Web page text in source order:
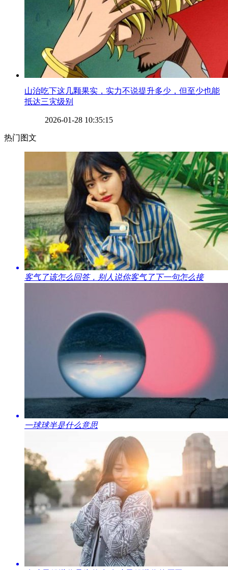
​山治吃下这几颗果实，实力不说提升多少，但至少也能
抵达三灾级别
2026-01-28 10:35:15
热门图文
​客气了该怎么回答，别人说你客气了下一句怎么接
​一球球半是什么意思